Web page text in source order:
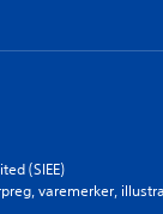
(SIEE)
varemerker,